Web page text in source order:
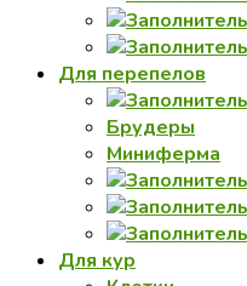
Для перепелов
Брудеры
Миниферма
Для кур